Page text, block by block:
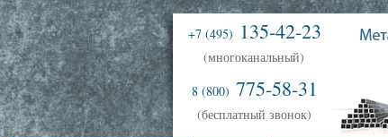
+7 (495) 135-42-23
(многоканальный)
8 (800) 775-58-31
(бесплатный звонок)